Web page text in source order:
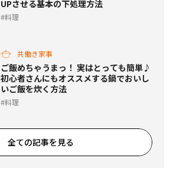
UPさせる基本の下処理方法
料理
共働き家事
ご飯めちゃうまっ！ 実はとっても簡単♪
初心者さんにもオススメする鍋でおいし
いご飯を炊く方法
料理
全ての記事を見る